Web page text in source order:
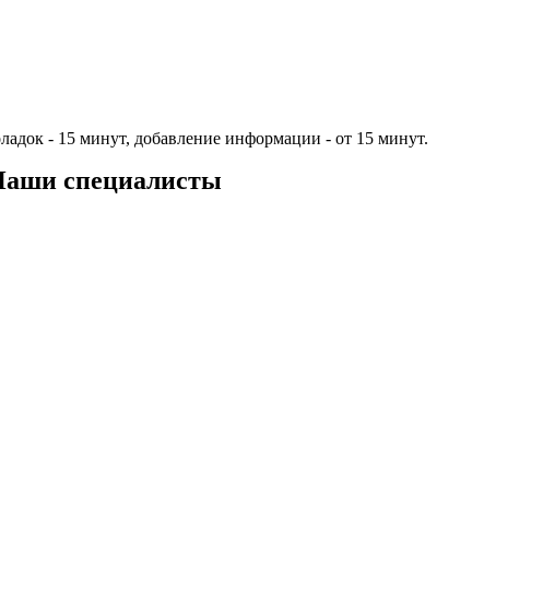
- 15 минут, добавление информации - от 15 минут.
специалисты